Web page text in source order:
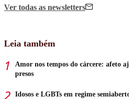
Ver todas as newsletters
Leia também
Amor nos tempos do cárcere: afeto
presos
Idosos e LGBTs em regime